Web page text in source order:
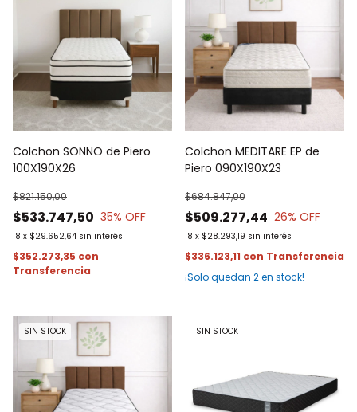
Colchon SONNO de Piero
100X190X26
$533.747,50
$821.150,00
35% OFF
18 x $29.652,64 sin interés
$352.273,35 con
Colchon MEDITARE EP de
Piero 090X190X23
$509.277,44
$684.847,00
26% OFF
18 x $28.293,19 sin interés
$336.123,11 con
¡Solo quedan 2en stock!
SIN STOCK SIN STOCK